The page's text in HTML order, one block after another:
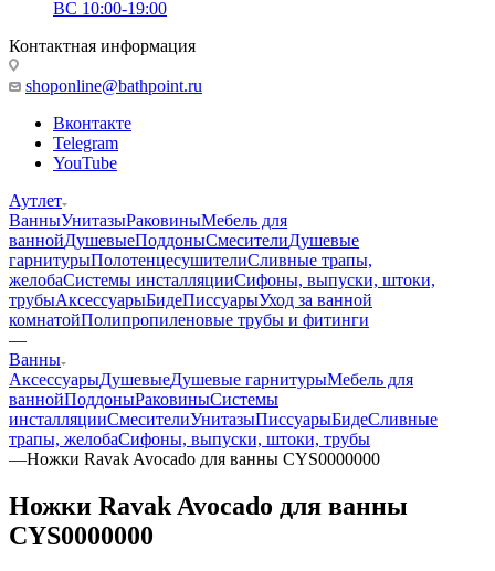
ВС 10:00-19:00
Контактная информация
shoponline@bathpoint.ru
Вконтакте
Telegram
YouTube
Аутлет
ВанныУнитазыРаковиныМебель для
ваннойДушевыеПоддоныСмесителиДушевые
гарнитурыПолотенцесушителиСливные трапы,
желобаСистемы инсталляцииСифоны, выпуски, штоки,
трубыАксессуарыБидеПиссуарыУход за ванной
комнатойПолипропиленовые трубы и фитинги
—
Ванны
АксессуарыДушевыеДушевые гарнитурыМебель для
ваннойПоддоныРаковиныСистемы
инсталляцииСмесителиУнитазыПиссуарыБидеСливные
трапы, желобаСифоны, выпуски, штоки, трубы
—Ножки Ravak Avocado для ванны CYS0000000
Ножки Ravak Avocado для ванны
CYS0000000